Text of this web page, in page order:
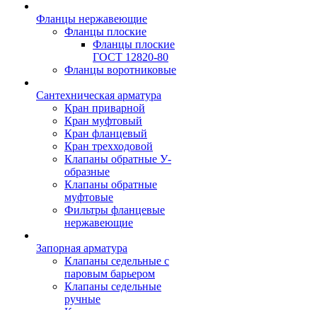
Фланцы нержавеющие
Фланцы плоские
Фланцы плоские
ГОСТ 12820-80
Фланцы воротниковые
Сантехническая арматура
Кран приварной
Кран муфтовый
Кран фланцевый
Кран трехходовой
Клапаны обратные У-
образные
Клапаны обратные
муфтовые
Фильтры фланцевые
нержавеющие
Запорная арматура
Клапаны седельные с
паровым барьером
Клапаны седельные
ручные